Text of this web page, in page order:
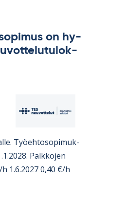
on hy­
Työ­eh­to­so­pi­muk­
Palk­ko­jen
1.6.2027 0,40 €/h